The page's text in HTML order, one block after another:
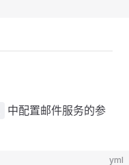
中配置邮件服务的参
yml